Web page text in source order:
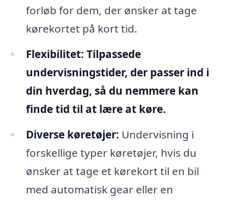
forløb for dem, der ønsker at tage
kørekortet på kort tid.
Flexibilitet: Tilpassede
undervisningstider, der passer ind i
din hverdag, så du nemmere kan
finde tid til at lære at køre.
Diverse køretøjer: Undervisning i
forskellige typer køretøjer, hvis du
ønsker at tage et kørekort til en bil
med automatisk gear eller en